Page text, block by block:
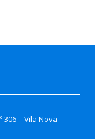
306 – Vila Nova